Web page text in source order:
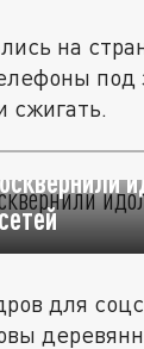
на
под
сжигать.
для